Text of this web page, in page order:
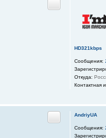
HD321kbps
Сообщения:
Откуда:
Контактная
Цитата
AndriyUA
Сообщения:
Цитата